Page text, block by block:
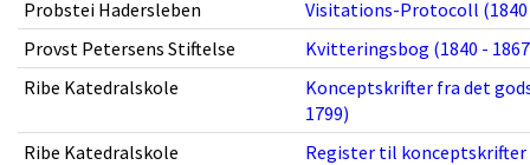
Probstei Hadersleben
Visitations-Protocoll (1840
Provst Petersens Stiftelse
Kvitteringsbog (1840 -
Ribe Katedralskole
Konceptskrifter fra det
1799)
Ribe Katedralskole
Register til